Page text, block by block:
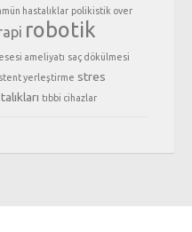
hastalıklar polikistik over
robotik
ameliyatı saç dökülmesi
stent yerleştirme stres
tıbbi cihazlar